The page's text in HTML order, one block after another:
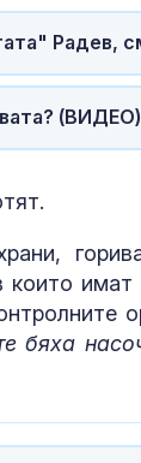
Радев,
(ВИДЕО)
имат
бяха